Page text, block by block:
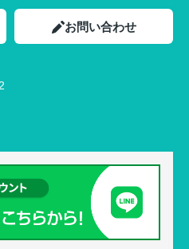
お問い合わせ